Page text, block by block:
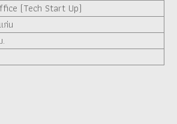
(Tech Start Up)
ก่น